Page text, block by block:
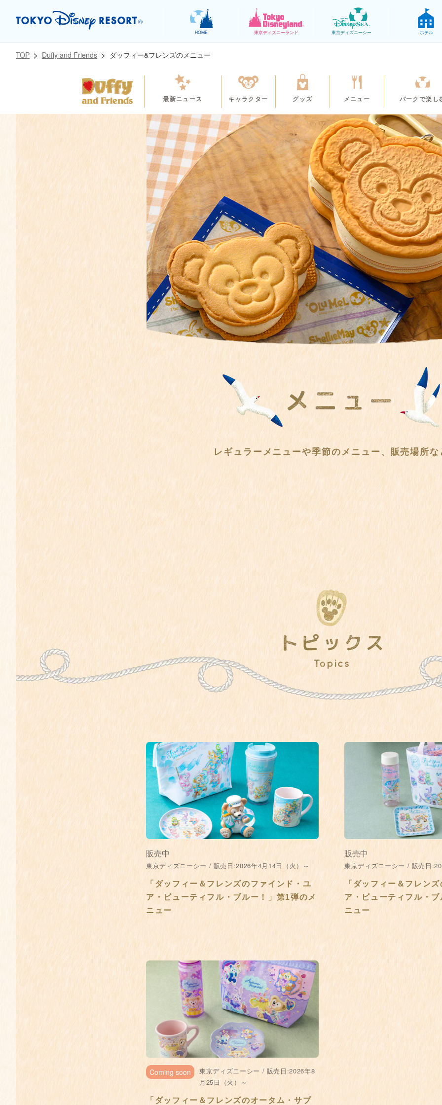
HOME 東京ディズニーランド 東京ディズニーシー ホテル
TOP Duffy and Friends ダッフィー&フレンズのメニュー
最新ニュース キャラクター グッズ メニュー パークで楽し
レギュラーメニューや季節のメニュー、 販売場所な
販売中
東京ディズニーシー / 販売日:2026年4月14日（火）～
「ダッフィー＆フレンズのファインド・ユ
ア・ビューティフル・ブルー！」第1弾のメ
ニュー
販売中
東京ディズニーシー / 販売日
「ダッフィー＆フレン
ア・ビューティフル・
ニュー
Coming soon
東京ディズニーシー / 販売日:2026年8
月25日（火）～
「ダッフィー＆フレンズのオータム・サプ